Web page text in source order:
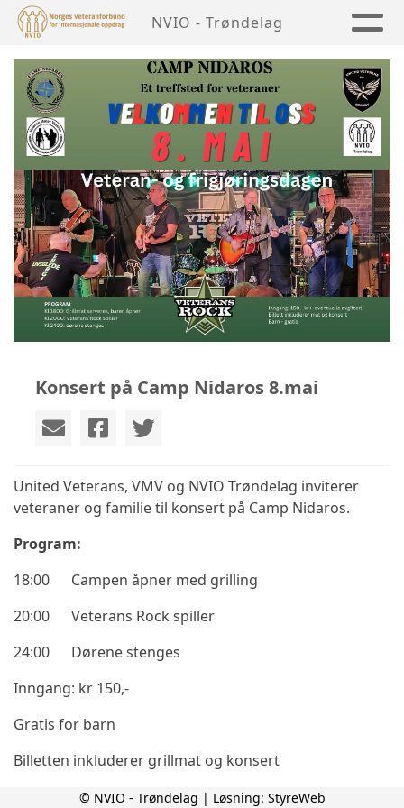
NVIO - Trøndelag
Konsert på Camp Nidaros 8.mai
United Veterans, VMV og NVIO Trøndelag inviterer
veteraner og familie til konsert på Camp Nidaros.
Program:
18:00
Campen åpner med grilling
20:00
Veterans Rock spiller
24:00
Dørene stenges
Inngang: kr 150,-
Gratis for barn
Billetten inkluderer grillmat og konsert
© NVIO - Trøndelag | Løsning: StyreWeb